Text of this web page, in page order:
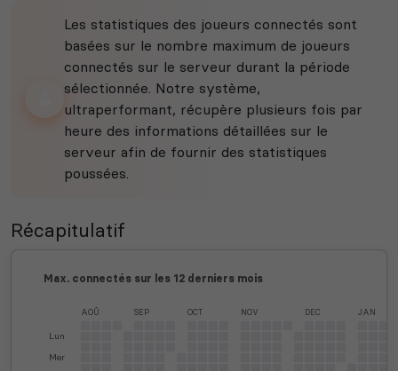
Les statistiques des joueurs connectés sont
basées sur le nombre maximum de joueurs
connectés sur le serveur durant la période
sélectionnée. Notre système,
ultraperformant, récupère plusieurs fois par
heure des informations détaillées sur le
serveur afin de fournir des statistiques
poussées.
Récapitulatif
Max. connectés sur les 12 derniers mois
Lun
Mer
AOÛ SEP OCT NOV DEC JAN